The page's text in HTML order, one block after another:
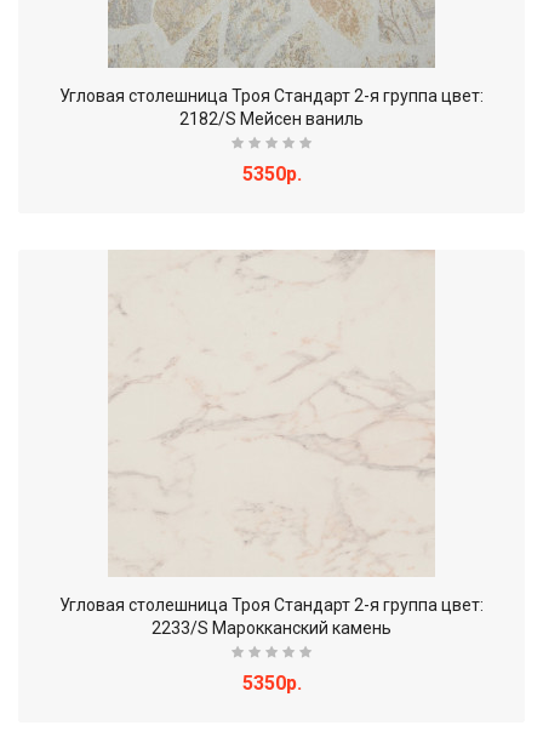
Угловая столешница Троя Стандарт 2-я группа цвет:
2182/S Мейсен ваниль
5350р.
Угловая столешница Троя Стандарт 2-я группа цвет:
2233/S Марокканский камень
5350р.